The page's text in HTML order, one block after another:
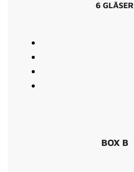
6 GLÄSER
BOX B